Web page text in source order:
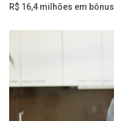
R$ 16,4 milhões em bônus